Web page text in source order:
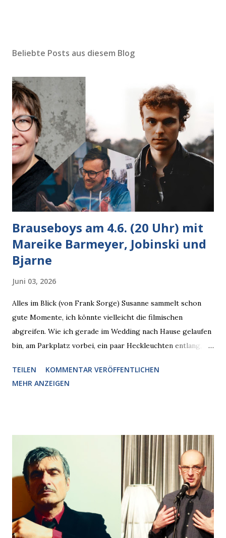
Beliebte Posts aus diesem Blog
Brauseboys am 4.6. (20 Uhr) mit
Mareike Barmeyer, Jobinski und
Bjarne
Juni 03, 2026
Alles im Blick (von Frank Sorge) Susanne sammelt schon
gute Momente, ich könnte vielleicht die filmischen
abgreifen. Wie ich gerade im Wedding nach Hause gelaufen
bin, am Parkplatz vorbei, ein paar Heckleuchten entlang, als
den Blick kam, mit verlockend frisch leuchtenden
Pizzastücken. Von links pirschte sich eine Krähe an das
Krähe und ihn an, er die Krähe und mich, wir lächelten
gleichzeitig amüsiert. “Vorsicht!”, sagte ich zu ihm, “im
Wedding muss man immer aufpassen!” “Mach ich!”,
bestätigte der freundliche Nachbar, "Hab alles im Blick!”
Wir fixierten die ertappte Krähe, die sich zurückzog.
Heute ging sie leer aus, Abspann, Ende. Die Brauseboys am
Donnerstag, 4.6. (20 Uhr) Mit Mareike Barmeyer , Jobinski
TEILEN
KOMMENTAR VERÖFFENTLICHEN
MEHR ANZEIGEN